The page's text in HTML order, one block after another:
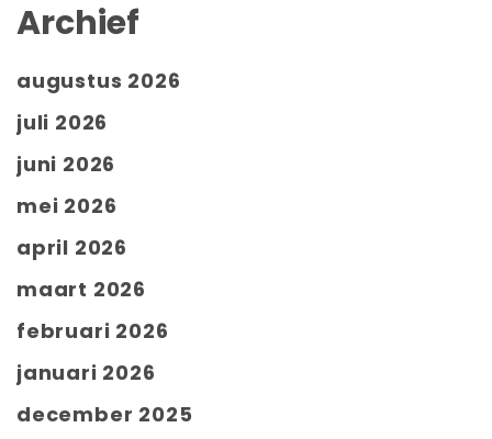
Archief
augustus 2026
juli 2026
juni 2026
mei 2026
april 2026
maart 2026
februari 2026
januari 2026
december 2025